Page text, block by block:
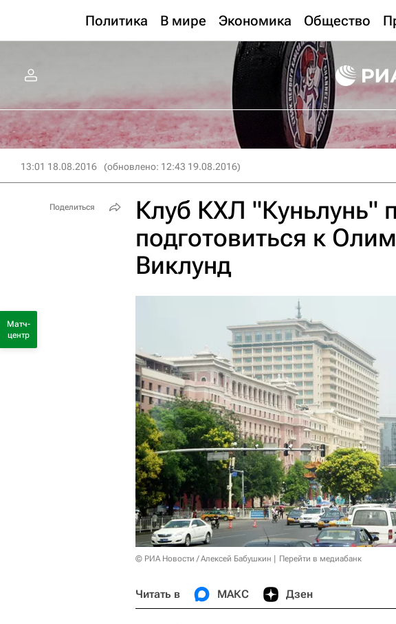
Политика В мире Экономика Общество
13:01 18.08.2016 (обновлено: 12:43 19.08.2016)
Клуб КХЛ "Куньлунь"
подготовиться к
Виклунд
© РИА Новости / Алексей Бабушкин Перейти в медиабанк
Читать в МАКС Дзен
Поделиться
Матч-
центр